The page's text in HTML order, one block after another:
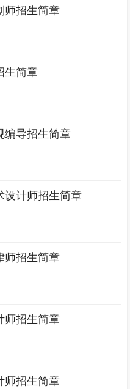
师招生简章
生简章
编导招生简章
设计师招生简章
师招生简章
师招生简章
师招生简章